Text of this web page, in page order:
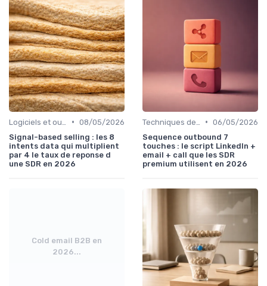
• 08/05/2026
Signal-based selling : les 8
intents data qui multiplient
par 4 le taux de reponse d
une SDR en 2026
• 06/05/2026
Sequence outbound 7
touches : le script LinkedIn +
email + call que les SDR
premium utilisent en 2026
Cold email B2B en
2026...